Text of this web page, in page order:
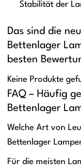
Stabilität der
Das sind die
Bettenlager
besten
Keine Produkte
FAQ – Häufig
Bettenlager
Welche Art von
Bettenlager
Für die meisten